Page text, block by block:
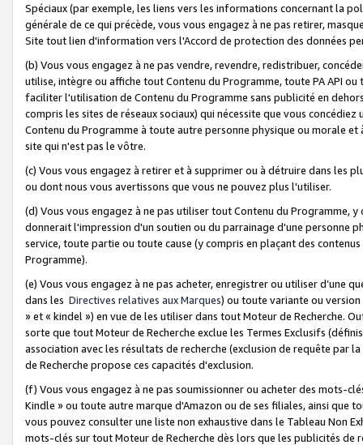
Spéciaux (par exemple, les liens vers les informations concernant la
générale de ce qui précède, vous vous engagez à ne pas retirer,
Site tout lien d'information vers l'Accord de protection des données
(b) Vous vous engagez à ne pas vendre, revendre, redistribuer,
utilise, intègre ou affiche tout Contenu du Programme, toute PA API
faciliter l'utilisation de Contenu du Programme sans publicité en
compris les sites de réseaux sociaux) qui nécessite que vous
Contenu du Programme à toute autre personne physique ou morale
site qui n'est pas le vôtre.
(c) Vous vous engagez à retirer et à supprimer ou à détruire dans les
ou dont nous vous avertissons que vous ne pouvez plus l'utiliser.
(d) Vous vous engagez à ne pas utiliser tout Contenu du Programme,
donnerait l'impression d'un soutien ou du parrainage d'une personne
service, toute partie ou toute cause (y compris en plaçant des
Programme).
(e) Vous vous engagez à ne pas acheter, enregistrer ou utiliser d’une
dans les Directives relatives aux Marques) ou toute variante ou
» et « kindel ») en vue de les utiliser dans tout Moteur de Recherche.
sorte que tout Moteur de Recherche exclue les Termes Exclusifs
association avec les résultats de recherche (exclusion de requête
de Recherche propose ces capacités d'exclusion.
(f) Vous vous engagez à ne pas soumissionner ou acheter des mots-
Kindle » ou toute autre marque d'Amazon ou de ses filiales, ainsi que
vous pouvez consulter une liste non exhaustive dans le Tableau Non
mots-clés sur tout Moteur de Recherche dès lors que les publicités de